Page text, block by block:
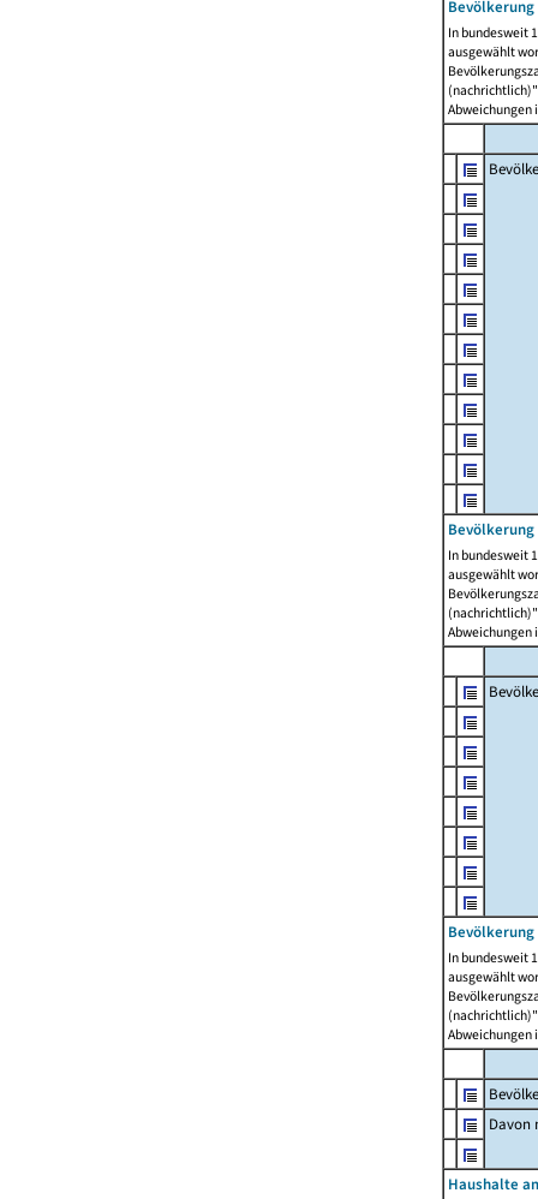
In bundesweit
ausgewählt
Abweichungen
In bundesweit
ausgewählt
Abweichungen
In bundesweit
ausgewählt
Abweichungen
Davon
Haushalte